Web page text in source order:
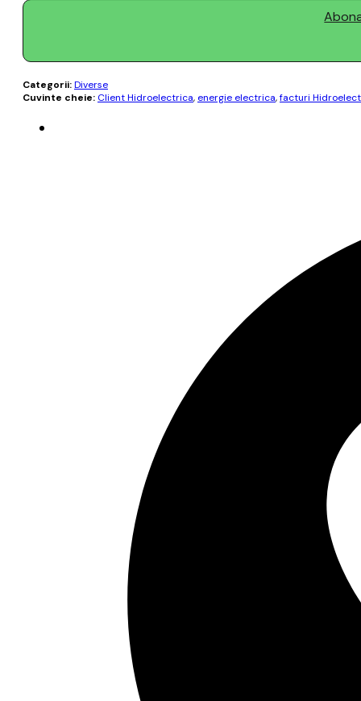
Categorii:Diverse
Cuvinte cheie: Client Hidroelectrica, energie electrica,facturi